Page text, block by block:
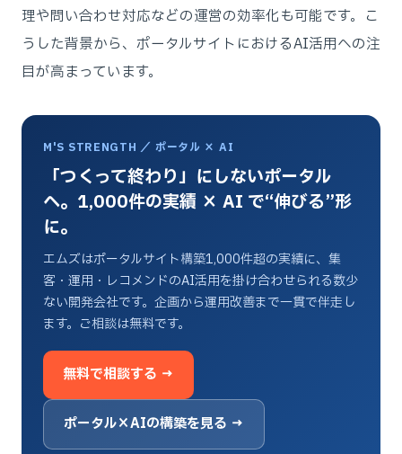
理や問い合わせ対応などの運営の効率化も可能です。こ
うした背景から、ポータルサイトにおけるAI活用への注
目が高まっています。
M'S STRENGTH ／ ポータル × AI
「つくって終わり」にしないポータル
へ。1,000件の実績 × AI で“伸びる”形
に。
エムズはポータルサイト構築1,000件超の実績に、集
客・運用・レコメンドのAI活用を掛け合わせられる数少
ない開発会社です。企画から運用改善まで一貫で伴走し
ます。ご相談は無料です。
無料で相談する →
ポータル×AIの構築を見る →